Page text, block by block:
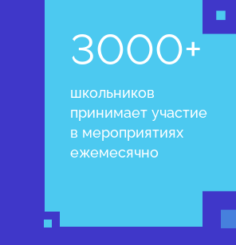
3000+
школьников
принимает участие
в мероприятиях
ежемесячно